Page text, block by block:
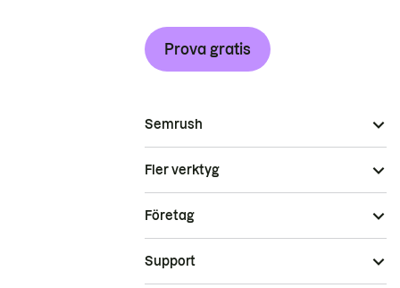
Prova gratis
Semrush
Fler verktyg
Företag
Support